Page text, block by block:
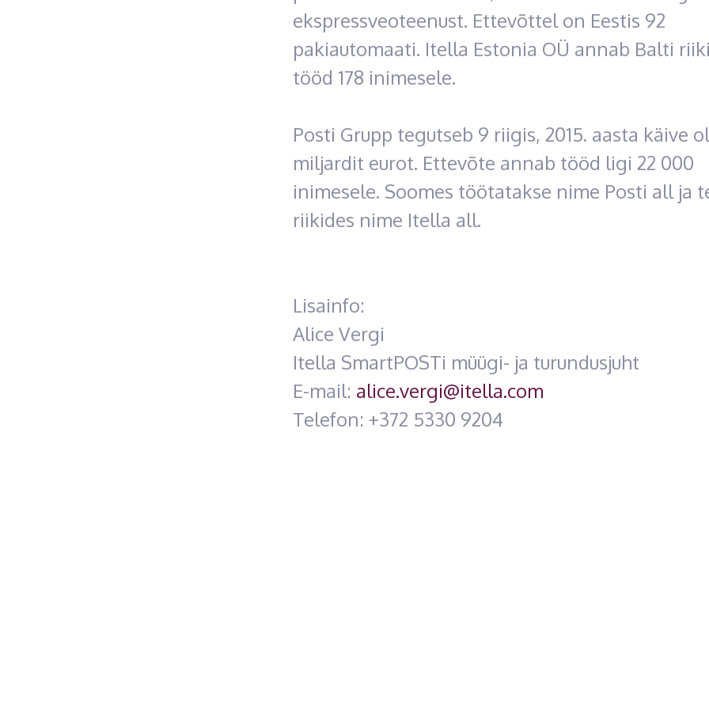
ekspressveoteenust. Ettevõttel on Eestis 92
pakiautomaati. Itella Estonia OÜ annab Balti
tööd 178 inimesele.
Posti Grupp tegutseb 9 riigis, 2015. aasta käive
miljardit eurot. Ettevõte annab tööd ligi 22 000
inimesele. Soomes töötatakse nime Posti all ja
riikides nime Itella all.
Lisainfo:
Alice Vergi
Itella SmartPOSTi müügi- ja turundusjuht
E-mail: alice.vergi@itella.com
Telefon: +372 5330 9204